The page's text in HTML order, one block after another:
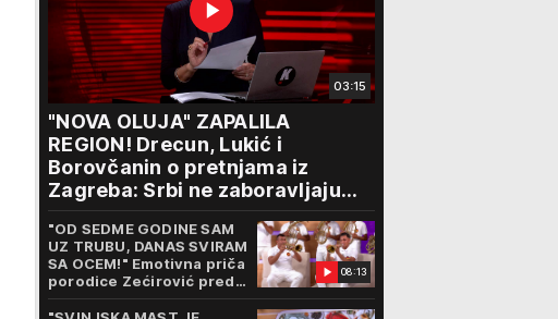
03:15
"NOVA OLUJA" ZAPALILA
REGION! Drecun, Lukić i
Borovčanin o pretnjama iz
Zagreba: Srbi ne zaboravljaju
progon
08:13
"OD SEDME GODINE SAM
UZ TRUBU, DANAS SVIRAM
SA OCEM!" Emotivna priča
porodice Zećirović pred
65. Sabor trubača u Guči